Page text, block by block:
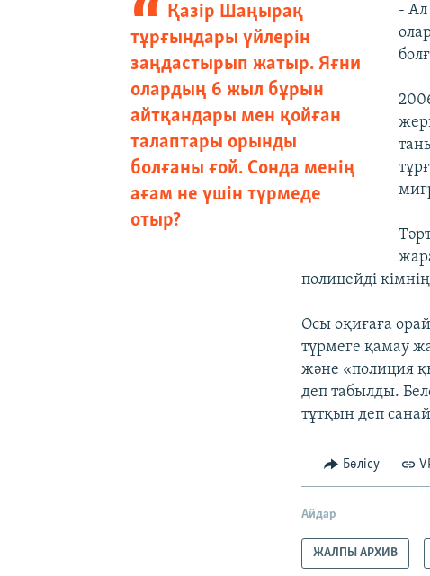
Қазір Шаңырақ
тұрғындары үйлерін
заңдастырып жатыр. Яғни
олардың 6 жыл бұрын
айтқандары мен қойған
талаптары орынды
болғаны ғой. Сонда менің
ағам не үшін түрмеде
отыр?
-
полицейді кімнің
Осы оқиғаға
түрмеге қамау
және «полиция
деп табылды.
тұтқын деп
Бөлісу
Айдар
ЖАЛПЫ АРХИВ